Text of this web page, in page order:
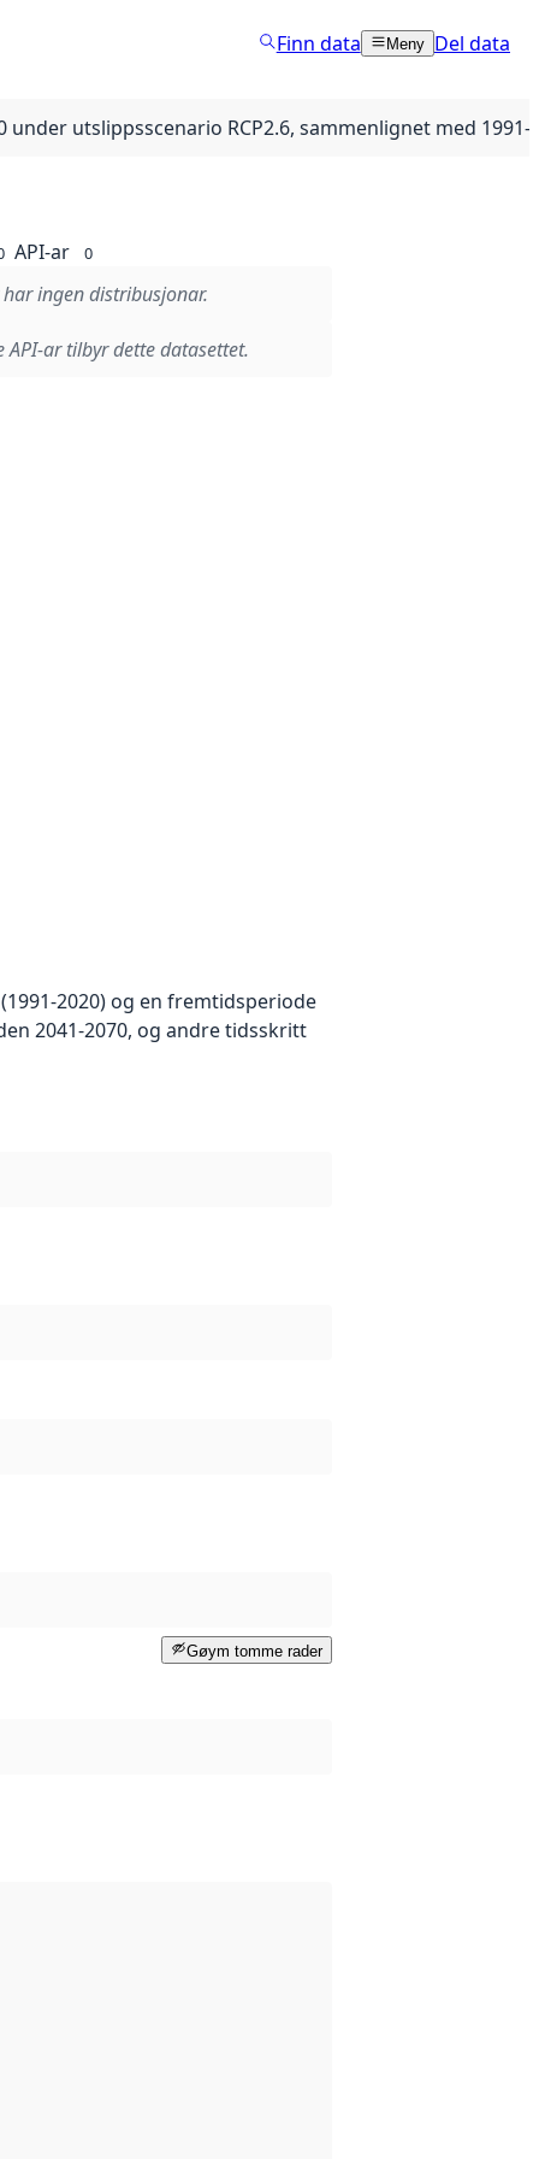
Finn data Meny Del data
utslippsscenario RCP2.6, sammenlignet med
API-ar 0
ingen distribusjonar.
API-ar tilbyr dette datasettet.
2020) og en fremtidsperiode
2041-2070, og andre tidsskritt
Gøym tomme rader